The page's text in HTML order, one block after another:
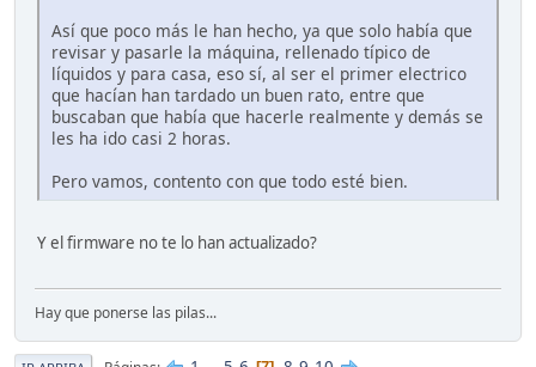
Así que poco más le han hecho, ya que solo había que
revisar y pasarle la máquina, rellenado típico de
líquidos y para casa, eso sí, al ser el primer electrico
que hacían han tardado un buen rato, entre que
buscaban que había que hacerle realmente y demás se
les ha ido casi 2 horas.
Pero vamos, contento con que todo esté bien.
Y el firmware no te lo han actualizado?
Hay que ponerse las pilas...